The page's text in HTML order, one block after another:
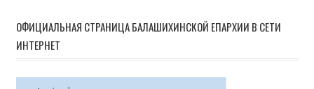
записям
ОФИЦИАЛЬНАЯ СТРАНИЦА БАЛАШИХИНСКОЙ ЕПАРХИИ В СЕТИ
ИНТЕРНЕТ